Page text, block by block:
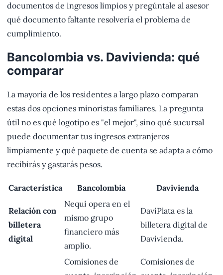
documentos de ingresos limpios y pregúntale al asesor
qué documento faltante resolvería el problema de
cumplimiento.
Bancolombia vs. Davivienda: qué
comparar
La mayoría de los residentes a largo plazo comparan
estas dos opciones minoristas familiares. La pregunta
útil no es qué logotipo es "el mejor", sino qué sucursal
puede documentar tus ingresos extranjeros
limpiamente y qué paquete de cuenta se adapta a cómo
recibirás y gastarás pesos.
Característica Bancolombia Davivienda
Relación con
billetera
digital
Nequi opera en el
mismo grupo
financiero más
amplio.
DaviPlata es la
billetera digital de
Davivienda.
Comisiones de
Comisiones de